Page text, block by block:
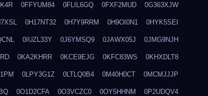
0FFYUM84 0FLIL6GQ 0FXF2MUD 0G363XJW
0H17NT32 0H7Y9RRM 0H9OI0N1 0HYK5SEI
0IUZL33Y 0J6YMSQ9 0JAWX05J 0JMG9NJH
0KA2KHRR 0KCE9EJG 0KFC83WS 0KHXDLT8
0LPY3G1Z 0LTLQ0B4 0M40H0CT 0MCMJJJP
0O1D2CFA 0O3VCZC0 0OY5HHNM 0P2UDQV4